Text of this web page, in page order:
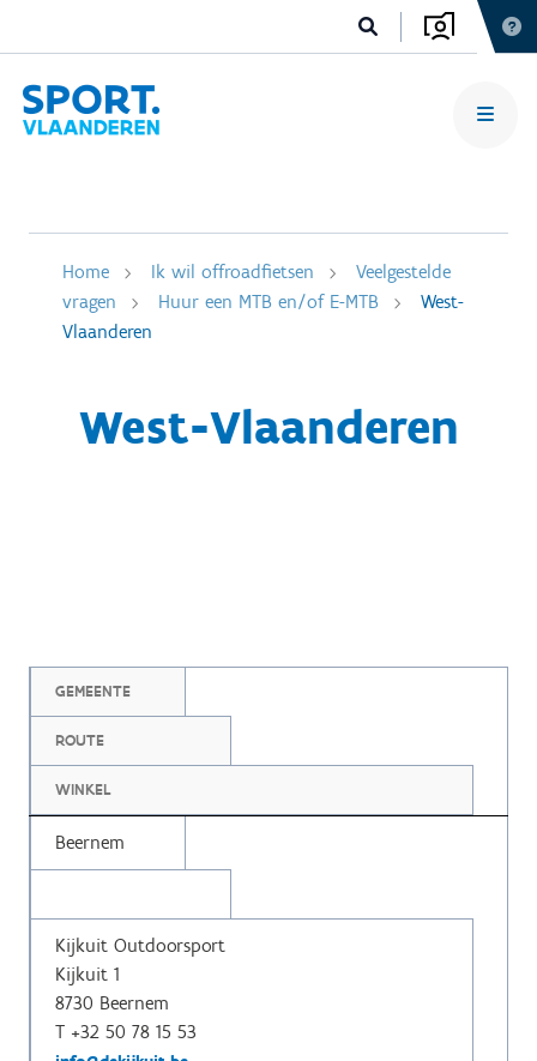
Home Ik wil offroadfietsen
Veelgestelde
vragen
Huur een MTB en/of E-MTB
West-
Vlaanderen
West-Vlaanderen
GEMEENTE
ROUTE
WINKEL
Beernem
Kijkuit Outdoorsport
Kijkuit 1
8730 Beernem
T +32 50 78 15 53